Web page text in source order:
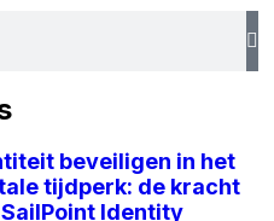
beveiligen in het
tijdperk: de kracht
Identity